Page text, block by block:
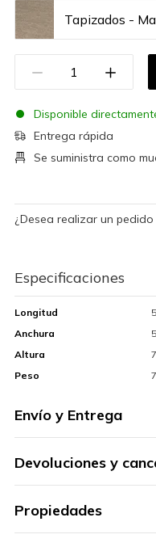
Tapizados -
Disponible
Entrega rápida
Se suministra como
¿Desea realizar un pedido
Especificaciones
Longitud
Anchura
Altura
Peso
Envío y Entrega
Devoluciones y
Propiedades